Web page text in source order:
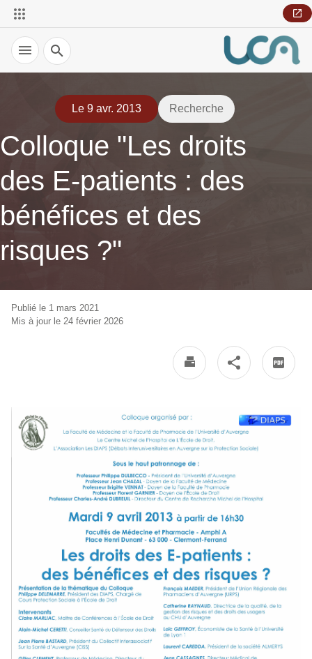
Recherche
Le 9 avr. 2013 Recherche
Colloque "Les droits
des E-patients : des
bénéfices et des
risques ?"
Publié le 1 mars 2021
Mis à jour le 24 février 2026